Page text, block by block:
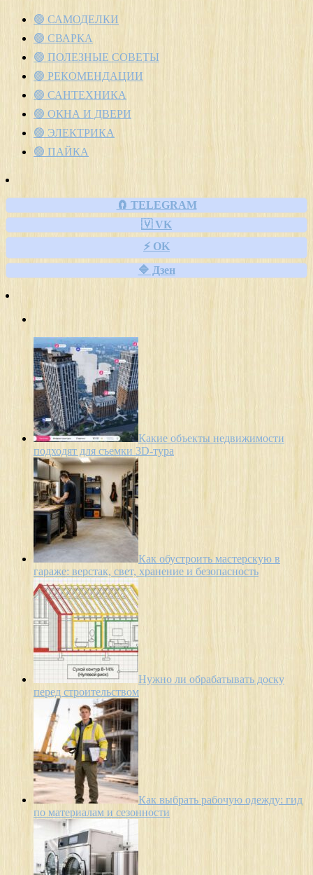
🟢 САМОДЕЛКИ
🟢 СВАРКА
🟢 ПОЛЕЗНЫЕ СОВЕТЫ
🟢 РЕКОМЕНДАЦИИ
🟢 САНТЕХНИКА
🟢 ОКНА И ДВЕРИ
🟢 ЭЛЕКТРИКА
🟢 ПАЙКА
🧲 TELEGRAM
🇻 VK
⚡ OK
🔷 Дзен
Какие объекты недвижимости
подходят для съемки 3D-тура
Как обустроить мастерскую в
гараже: верстак, свет, хранение и безопасность
Нужно ли обрабатывать доску
перед строительством
Как выбрать рабочую одежду: гид
по материалам и сезонности